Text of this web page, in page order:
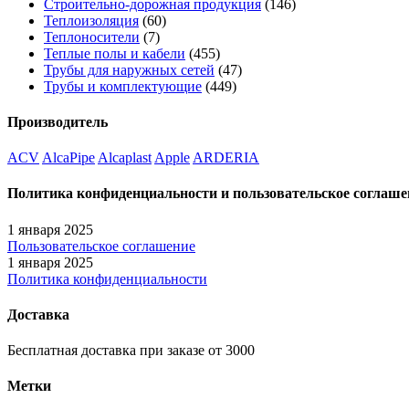
Строительно-дорожная продукция (146)
Теплоизоляция (60)
Теплоносители (7)
Теплые полы и кабели (455)
Трубы для наружных сетей (47)
Трубы и комплектующие (449)
Производитель
ACV AlcaPipe Alcaplast Apple ARDERIA
Политика конфиденциальности и пользовательское
1 января 2025
Пользовательское соглашение
1 января 2025
Политика конфиденциальности
Доставка
Бесплатная доставка при заказе от 3000
Метки